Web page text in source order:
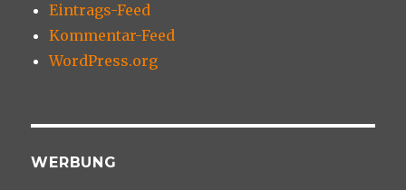
Eintrags-Feed
Kommentar-Feed
WordPress.org
WERBUNG